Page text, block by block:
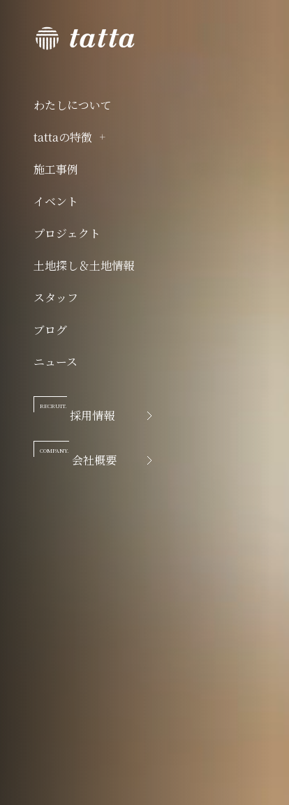
わたしについて
tattaの特徴
施工事例
イベント
プロジェクト
土地探し＆土地情報
スタッフ
ブログ
ニュース
RECRUIT.
採用情報
COMPANY.
会社概要